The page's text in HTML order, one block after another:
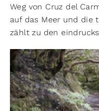
Weg von Cruz del
auf das Meer und die
zählt zu den